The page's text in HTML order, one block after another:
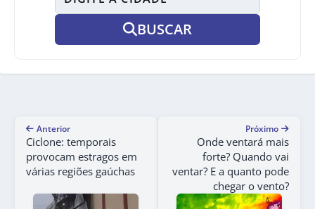
BUSCAR
Anterior
Ciclone: temporais
provocam estragos em
várias regiões gaúchas
Próximo
Onde ventará mais
forte? Quando vai
ventar? E a quanto pode
chegar o vento?